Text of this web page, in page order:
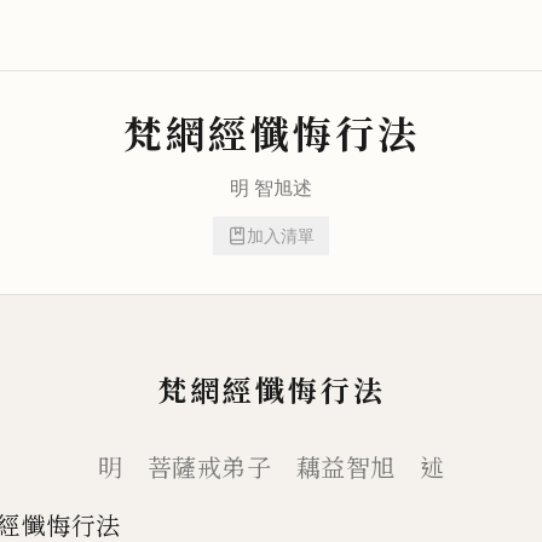
梵網經懺悔行法
明 智旭述
加入清單
梵網經懺悔行法
明 菩薩戒弟子 藕益智旭 述
懺悔行法